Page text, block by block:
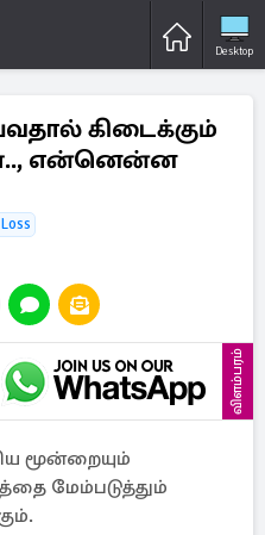
Desktop
கிடைக்கும்
என்னென்ன
விளம்பரம்
மூன்றையும்
மேம்படுத்தும்